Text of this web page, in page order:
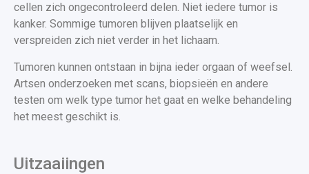
cellen zich ongecontroleerd delen. Niet iedere tumor is
kanker. Sommige tumoren blijven plaatselijk en
verspreiden zich niet verder in het lichaam.
Tumoren kunnen ontstaan in bijna ieder orgaan of weefsel.
Artsen onderzoeken met scans, biopsieën en andere
testen om welk type tumor het gaat en welke behandeling
het meest geschikt is.
Uitzaaiingen